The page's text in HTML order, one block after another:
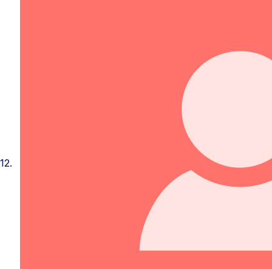
12.